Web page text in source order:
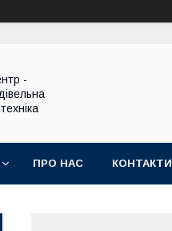
-
ПРО НАС КОНТАКТИ